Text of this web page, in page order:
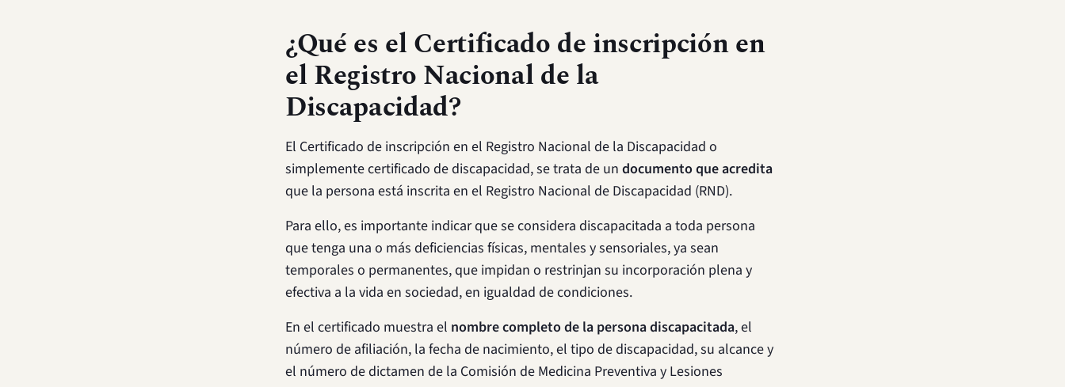
¿Qué es el Certificado de inscripción en
el Registro Nacional de la
Discapacidad?
El Certificado de inscripción en el Registro Nacional de la Discapacidad o
simplemente certificado de discapacidad, se trata de un documento que acredita
que la persona está inscrita en el Registro Nacional de Discapacidad (RND).
Para ello, es importante indicar que se considera discapacitada a toda persona
que tenga una o más deficiencias físicas, mentales y sensoriales, ya sean
temporales o permanentes, que impidan o restrinjan su incorporación plena y
efectiva a la vida en sociedad, en igualdad de condiciones.
En el certificado muestra el nombre completo de la persona discapacitada, el
número de afiliación, la fecha de nacimiento, el tipo de discapacidad, su alcance y
el número de dictamen de la Comisión de Medicina Preventiva y Lesiones